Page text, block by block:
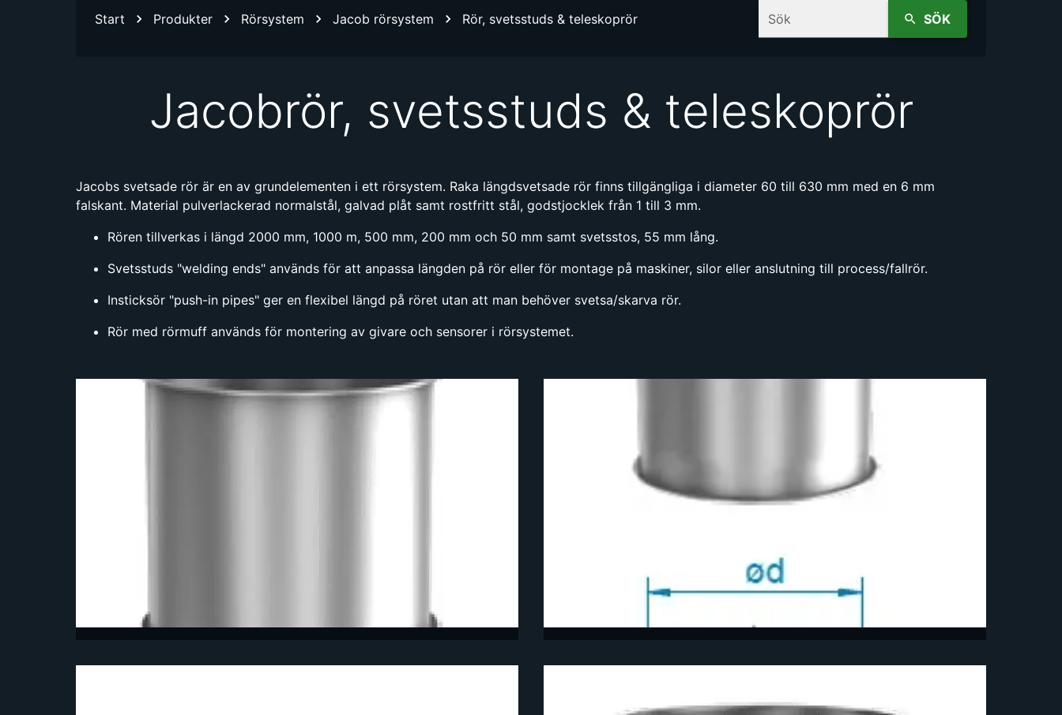
Start Produkter Rörsystem Jacob rörsystem Rör, svetsstuds & teleskoprör Sök SÖK
Jacobrör, svetsstuds & teleskoprör
Jacobs svetsade rör är en av grundelementen i ett rörsystem. Raka längdsvetsade rör finns tillgängliga i diameter 60 till 630 mm med en 6 mm
falskant. Material pulverlackerad normalstål, galvad plåt samt rostfritt stål, godstjocklek från 1 till 3 mm.
Rören tillverkas i längd 2000 mm, 1000 m, 500 mm, 200 mm och 50 mm samt svetsstos, 55 mm lång.
Svetsstuds "welding ends" används för att anpassa längden på rör eller för montage på maskiner, silor eller anslutning till process/fallrör.
Insticksör "push-in pipes" ger en flexibel längd på röret utan att man behöver svetsa/skarva rör.
Rör med rörmuff används för montering av givare och sensorer i rörsystemet.